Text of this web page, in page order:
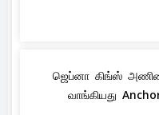
ஜெப்னா கிங்ஸ்
வாங்கியது